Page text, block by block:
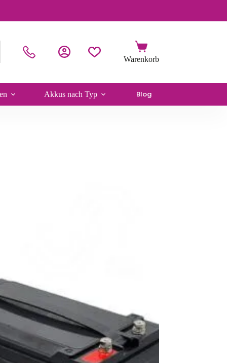
Akkus nach Typ Blog